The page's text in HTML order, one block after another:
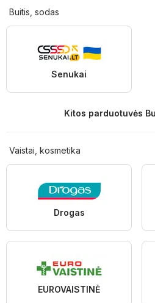
Buitis, sodas
Senukai
Kitos parduotuvės
Vaistai, kosmetika
Drogas
EUROVAISTINĖ